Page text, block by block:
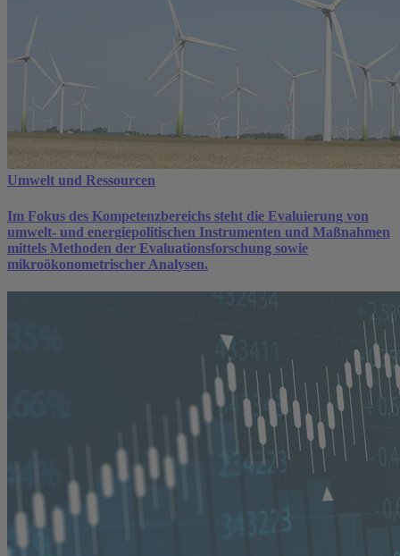
Umwelt und Ressourcen
Im Fokus des Kompetenzbereichs steht die Evaluierung von
umwelt- und energiepolitischen Instrumenten und Maßnahmen
mittels Methoden der Evaluationsforschung sowie
mikroökonometrischer Analysen.